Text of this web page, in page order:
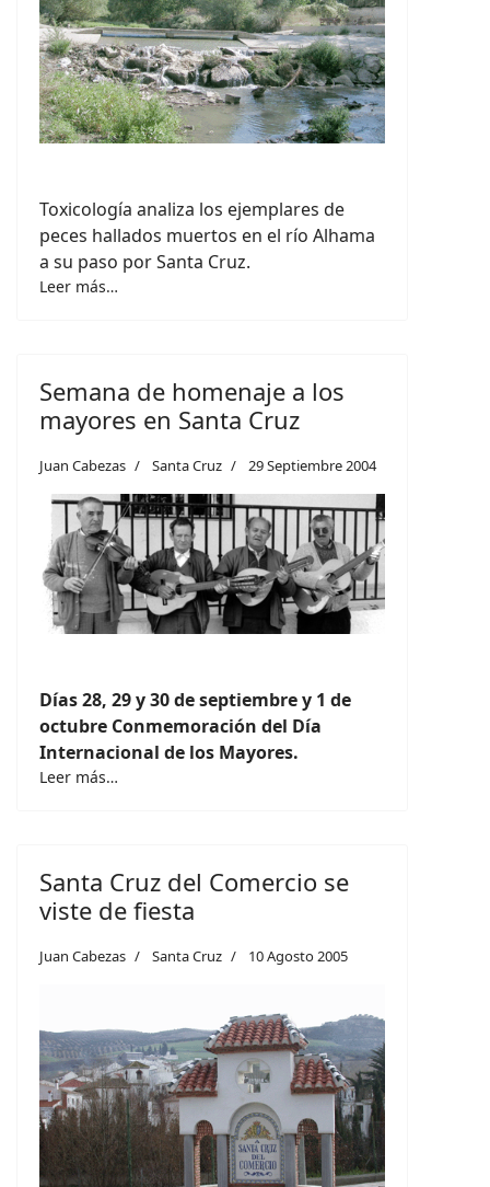
Toxicología analiza los ejemplares de
peces hallados muertos en el río Alhama
a su paso por Santa Cruz.
Leer más…
Semana de homenaje a los
mayores en Santa Cruz
Juan Cabezas Santa Cruz 29 Septiembre 2004
Días 28, 29 y 30 de septiembre y 1 de
octubre Conmemoración del Día
Internacional de los Mayores.
Leer más…
Santa Cruz del Comercio se
viste de fiesta
Juan Cabezas Santa Cruz 10 Agosto 2005